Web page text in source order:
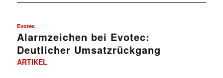
Evotec
Alarmzeichen bei Evotec:
Deutlicher Umsatzrückgang
ARTIKEL